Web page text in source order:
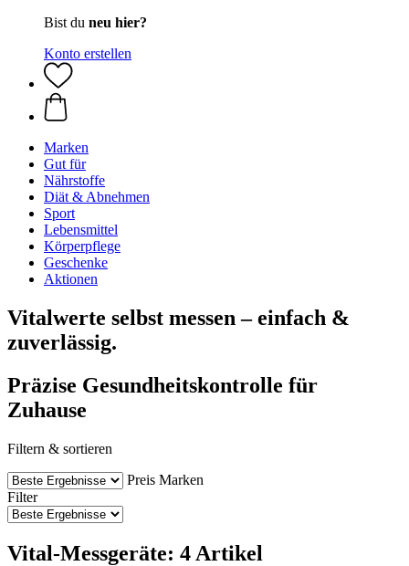
Bist du neu hier?
Konto erstellen
Marken
Gut für
Nährstoffe
Diät & Abnehmen
Sport
Lebensmittel
Körperpflege
Geschenke
Aktionen
Vitalwerte selbst messen – einfach &
zuverlässig.
Präzise Gesundheitskontrolle für
Zuhause
Filtern & sortieren
Preis Marken
Filter
Vital-Messgeräte: 4 Artikel